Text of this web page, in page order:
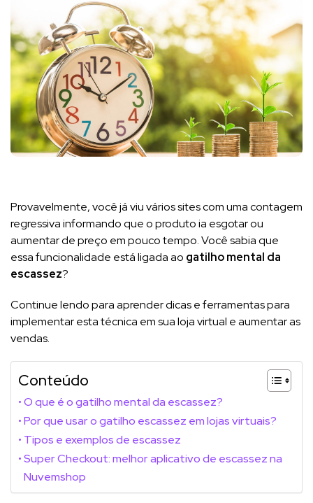
Provavelmente, você já viu vários sites com uma contagem
regressiva informando que o produto ia esgotar ou
aumentar de preço em pouco tempo. Você sabia que
essa funcionalidade está ligada ao gatilho mental da
escassez?
Continue lendo para aprender dicas e ferramentas para
implementar esta técnica em sua loja virtual e aumentar as
vendas.
Conteúdo
O que é o gatilho mental da escassez?
Por que usar o gatilho escassez em lojas virtuais?
Tipos e exemplos de escassez
Super Checkout: melhor aplicativo de escassez na
Nuvemshop